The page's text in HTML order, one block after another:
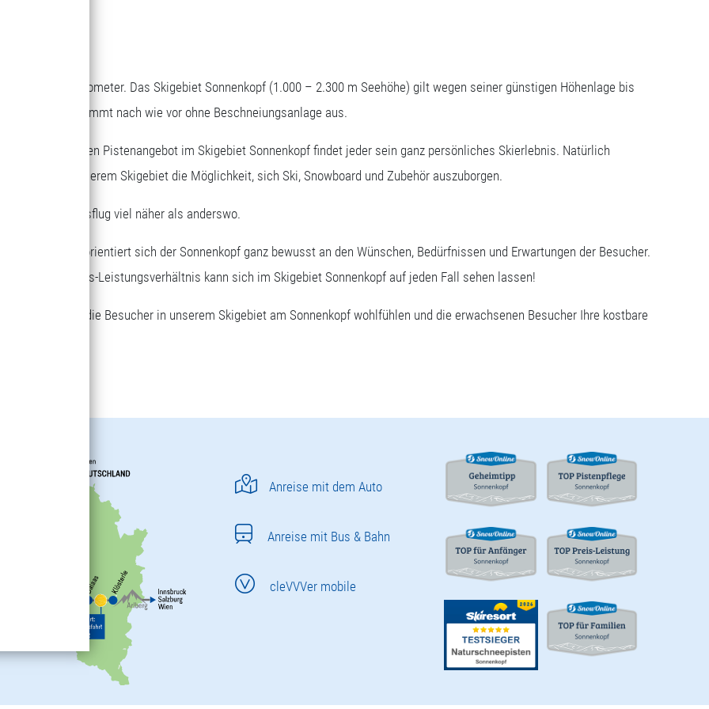
Pistenkilometer. Das Skigebiet Sonnenkopf (1.000 – 2.300 m Seehöhe) gilt wegen seiner günstigen Höhenlage bis
und kommt nach wie vor ohne Beschneiungsanlage aus.
dem vielseitigen Pistenangebot im Skigebiet Sonnenkopf findet jeder sein ganz persönliches Skierlebnis. Natürlich
in unserem Skigebiet die Möglichkeit, sich Ski, Snowboard und Zubehör auszuborgen.
beim Tagesausflug viel näher als anderswo.
und Kinder orientiert sich der Sonnenkopf ganz bewusst an den Wünschen, Bedürfnissen und Erwartungen der Besucher.
Das Preis-Leistungsverhältnis kann sich im Skigebiet Sonnenkopf auf jeden Fall sehen lassen!
dass sich die Besucher in unserem Skigebiet am Sonnenkopf wohlfühlen und die erwachsenen Besucher Ihre kostbare
Anreise mit dem Auto
Anreise mit Bus & Bahn
cleVVVer mobile